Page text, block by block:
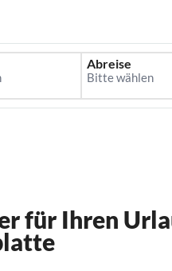
Abreise
für Ihren